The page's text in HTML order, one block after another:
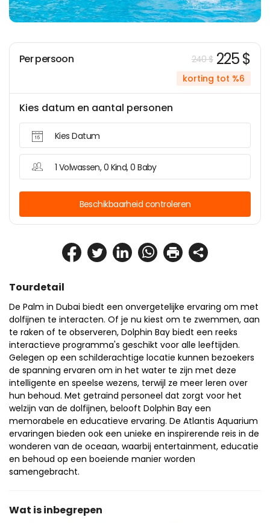
Tourdetail
De Palm in Dubai biedt een onvergetelijke ervaring om met
dolfijnen te interacten. Of je nu kiest om te zwemmen, aan
te raken of te observeren, Dolphin Bay biedt een reeks
interactieve programma's geschikt voor alle leeftijden.
Gelegen op een schilderachtige locatie kunnen bezoekers
de spanning ervaren om in het water te zijn met deze
intelligente en speelse wezens, terwijl ze meer leren over
hun behoud. Met getraind personeel dat zorgt voor het
welzijn van de dolfijnen, belooft Dolphin Bay een
memorabele en educatieve ervaring. De Atlantis Aquarium
ervaringen bieden ook een unieke en inspirerende reis in de
wonderen van de oceaan, waarbij entertainment, educatie
en behoud op een boeiende manier worden
samengebracht.
Wat is inbegrepen
Per persoon 240 $ 225 $
korting tot %6
Kies datum en aantal personen
Kies Datum
1 Volwassen, 0 Kind, 0 Baby
Beschikbaarheid controleren